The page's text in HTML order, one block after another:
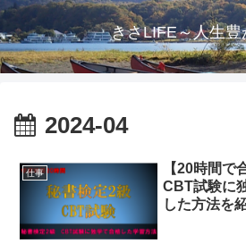
きさLIFE～人生豊
2024-04
仕事
【20時間で
CBT試験に
した方法を